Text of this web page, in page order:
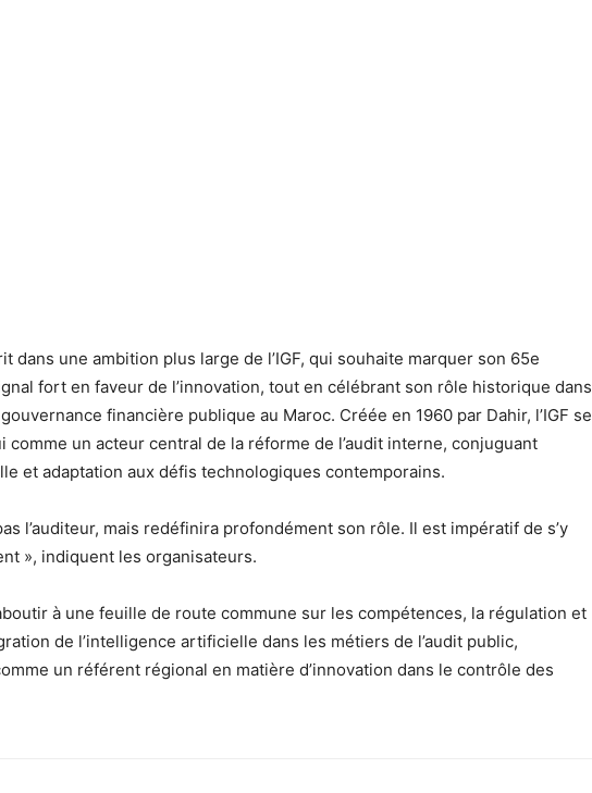
dans une ambition plus large de l’IGF, qui souhaite marquer son 65e
fort en faveur de l’innovation, tout en célébrant son rôle historique dans
financière publique au Maroc. Créée en 1960 par Dahir, l’IGF se
comme un acteur central de la réforme de l’audit interne, conjuguant
et adaptation aux défis technologiques contemporains.
l’auditeur, mais redéfinira profondément son rôle. Il est impératif de s’y
», indiquent les organisateurs.
à une feuille de route commune sur les compétences, la régulation et
de l’intelligence artificielle dans les métiers de l’audit public,
un référent régional en matière d’innovation dans le contrôle des